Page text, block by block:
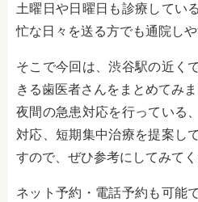
土曜日や日曜日も診療してい
忙な日々を送る方でも通院し
そこで今回は、渋谷駅の近く
きる歯医者さんをまとめてみま
夜間の急患対応を行っている
対応、短期集中治療を提案し
すので、ぜひ参考にしてみてく
ネット予約・電話予約も可能